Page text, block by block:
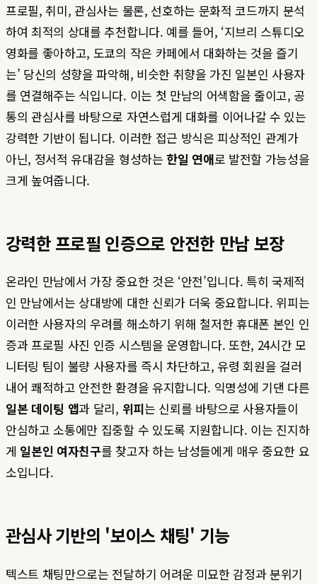
프로필, 취미, 관심사는 물론, 선호하는 문화적 코드까지 분석
하여 최적의 상대를 추천합니다. 예를 들어, ‘지브리 스튜디오
영화를 좋아하고, 도쿄의 작은 카페에서 대화하는 것을 즐기
는’ 당신의 성향을 파악해, 비슷한 취향을 가진 일본인 사용자
를 연결해주는 식입니다. 이는 첫 만남의 어색함을 줄이고, 공
통의 관심사를 바탕으로 자연스럽게 대화를 이어나갈 수 있는
강력한 기반이 됩니다. 이러한 접근 방식은 피상적인 관계가
아닌, 정서적 유대감을 형성하는한일 연애로 발전할 가능성을
크게 높여줍니다.
강력한 프로필 인증으로 안전한 만남 보장
온라인 만남에서 가장 중요한 것은 ‘안전’입니다. 특히 국제적
인 만남에서는 상대방에 대한 신뢰가 더욱 중요합니다. 위피는
이러한 사용자의 우려를 해소하기 위해 철저한 휴대폰 본인 인
증과 프로필 사진 인증 시스템을 운영합니다. 또한, 24시간 모
니터링 팀이 불량 사용자를 즉시 차단하고, 유령 회원을 걸러
내어 쾌적하고 안전한 환경을 유지합니다. 익명성에 기댄 다른
일본 데이팅 앱과 달리, 위피는 신뢰를 바탕으로 사용자들이
안심하고 소통에만 집중할 수 있도록 지원합니다. 이는 진지하
게 일본인 여자친구를 찾고자 하는 남성들에게 매우 중요한 요
소입니다.
관심사 기반의 '보이스 채팅' 기능
텍스트 채팅만으로는 전달하기 어려운 미묘한 감정과 분위기